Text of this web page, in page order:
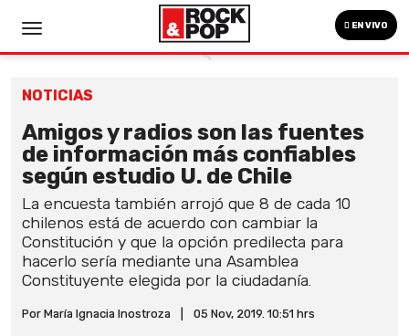
EN VIVO
NOTICIAS
Amigos y radios son las fuentes
de información más confiables
según estudio U. de Chile
La encuesta también arrojó que 8 de cada 10
chilenos está de acuerdo con cambiar la
Constitución y que la opción predilecta para
hacerlo sería mediante una Asamblea
Constituyente elegida por la ciudadanía.
Por María Ignacia Inostroza 05 Nov, 2019. 10:51 hrs